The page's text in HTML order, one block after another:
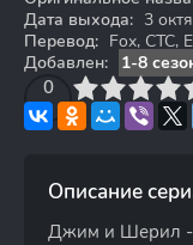
Дата выхода: 3
Перевод: Fox, СТС,
Добавлен:
1-8
0
4 6 7 8 9
Описание
Джим и Шерил -